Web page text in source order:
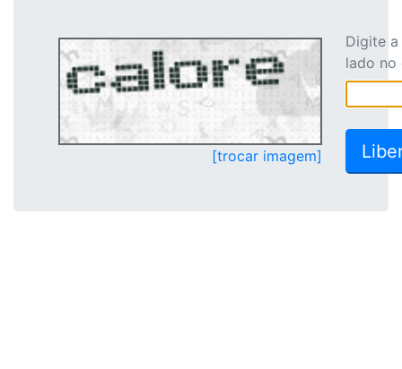
[trocar imagem]
Digite
lado no